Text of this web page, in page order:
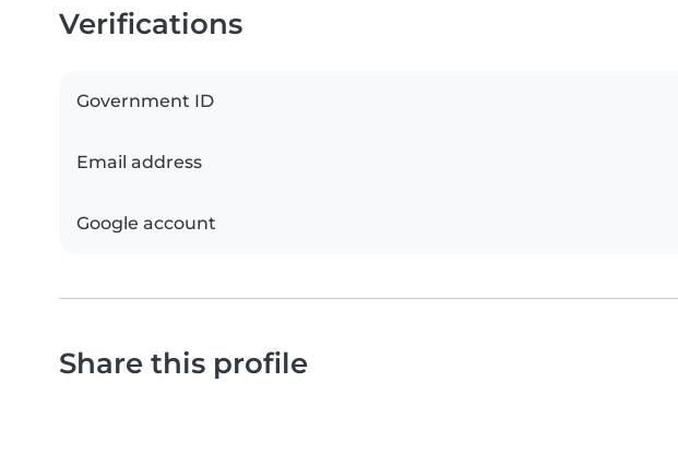
Verifications
Government ID
Email address
Google account
Share this profile